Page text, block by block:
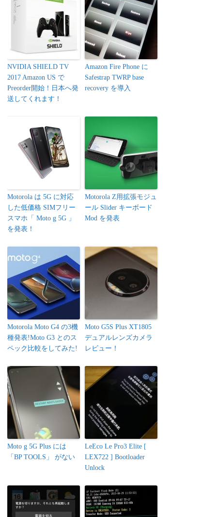
NVIDIA SHIELD TV
2017 Amazon US で
Preorder開始！日本へ発
送してくれます！
Amazon Fire Phone に
Safestrap TWRP base
recovery を導入
Motorola は 5G に対応
した低価格 SIMフリー
スマホ「 Moto g 5G 」
を発表！
Motorola Z用拡張モジュ
ール Slider キーボード
Mod を発表
Motorola Moto G4 の3機
種発表!Moto G3 とのス
ペック比較をしてみた!
Moto G5S Plus XT1805
デュアルレンズカメラ
レビュー！
Moto g 5G Plus には
「BP TOOLS」 がない
LeEco Le Pro3 Elite [
LEX722 ] Bootloader
Unlock